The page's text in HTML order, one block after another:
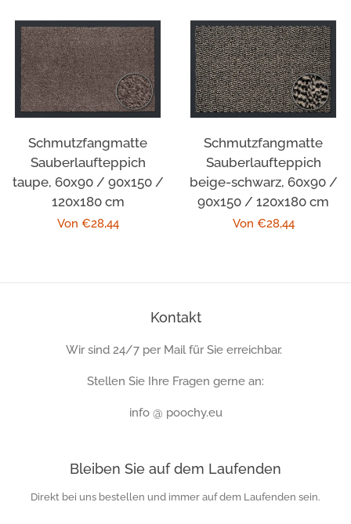
Schmutzfangmatte
Sauberlaufteppich
taupe, 60x90 / 90x150 /
120x180 cm
Normaler
Von €28,44
Schmutzfangmatte
Sauberlaufteppich
beige-schwarz, 60x90 /
90x150 / 120x180 cm
Normaler
Von €28,44
Kontakt
Wir sind 24/7 per Mail für Sie erreichbar.
Stellen Sie Ihre Fragen gerne an:
info @ poochy.eu
Bleiben Sie auf dem Laufenden
Ihre
Direkt bei uns bestellen und immer auf dem Laufenden sein.